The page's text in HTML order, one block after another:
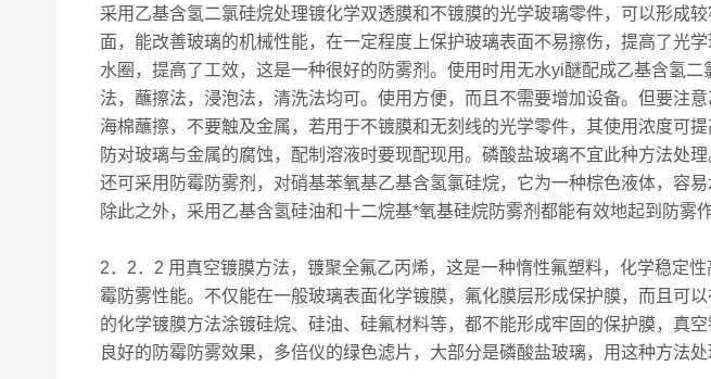
采用乙基含氢二氯硅烷处理镀化学双透膜和不镀膜的光学玻璃零件，可以形成
面，能改善玻璃的机械性能，在一定程度上保护玻璃表面不易擦伤，提高了光
水圈，提高了工效，这是一种很好的防雾剂。使用时用无水yi醚配成乙基含氢
法，蘸擦法，浸泡法，清洗法均可。使用方便，而且不需要增加设备。但要注
海棉蘸擦，不要触及金属，若用于不镀膜和无刻线的光学零件，其使用浓度可
防对玻璃与金属的腐蚀，配制溶液时要现配现用。磷酸盐玻璃不宜此种方法处理
还可采用防霉防雾剂，对硝基苯氧基乙基含氢氯硅烷，它为一种棕色液体，容
除此之外，采用乙基含氢硅油和十二烷基*氧基硅烷防雾剂都能有效地起到防雾作
2．2．2 用真空镀膜方法，镀聚全氟乙丙烯，这是一种惰性氟塑料，化学稳定
霉防雾性能。不仅能在一般玻璃表面化学镀膜，氟化膜层形成保护膜，而且可
的化学镀膜方法涂镀硅烷、硅油、硅氟材料等，都不能形成牢固的保护膜，真
良好的防霉防雾效果，多倍仪的绿色滤片，大部分是磷酸盐玻璃，用这种方法